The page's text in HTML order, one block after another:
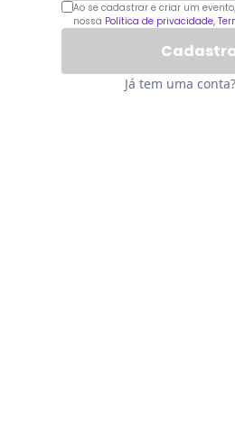
Ao se cadastrar e criar um
nossa Política de privacidade,
Já tem uma conta?